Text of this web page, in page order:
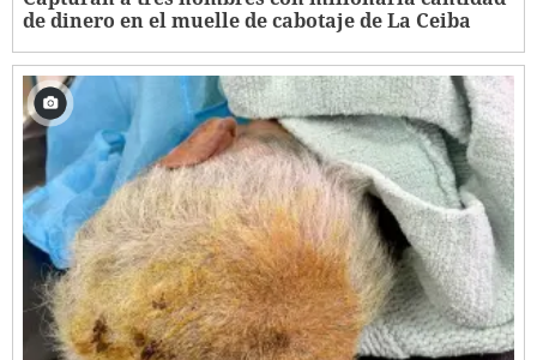
de dinero en el muelle de cabotaje de La Ceiba